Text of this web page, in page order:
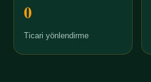
0
Ticari yönlendirme